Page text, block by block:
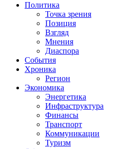
Политика
Точка зрения
Позиция
Взгляд
Мнения
Диаспора
События
Хроника
Регион
Экономика
Энергетика
Инфраструктура
Финансы
Транспорт
Коммуникации
Туризм